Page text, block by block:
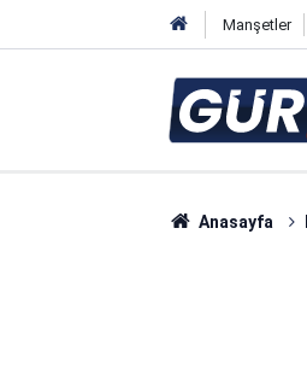
Manşetler
Anasayfa